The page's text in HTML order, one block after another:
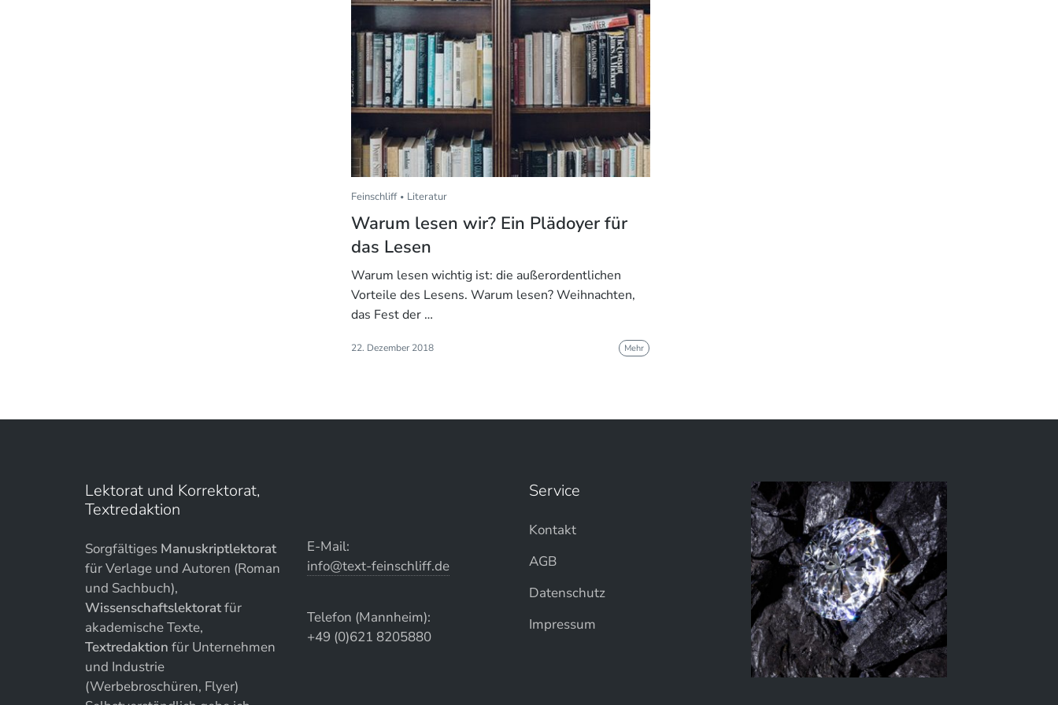
Feinschliff Literatur
Warum lesen wir? Ein Plädoyer für
das Lesen
Warum lesen wichtig ist: die außerordentlichen
Vorteile des Lesens. Warum lesen? Weihnachten,
das Fest der …
22. Dezember 2018 Mehr
Lektorat und Korrektorat,
Textredaktion
Sorgfältiges Manuskriptlektorat
für Verlage und Autoren (Roman
und Sachbuch),
Wissenschaftslektoratfür
akademische Texte,
Textredaktion für Unternehmen
und Industrie
(Werbebroschüren, Flyer)
E-Mail:
info@text-feinschliff.de
Telefon (Mannheim):
+49 (0)621 8205880
Service
Kontakt
AGB
Datenschutz
Impressum